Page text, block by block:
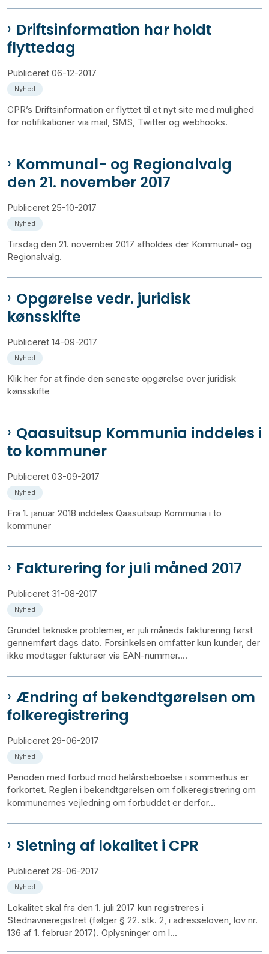
Driftsinformation har holdt
flyttedag
Publiceret 06-12-2017
Nyhed
CPR’s Driftsinformation er flyttet til et nyt site med mulighed
for notifikationer via mail, SMS, Twitter og webhooks.
Kommunal- og Regionalvalg
den 21. november 2017
Publiceret 25-10-2017
Nyhed
Tirsdag den 21. november 2017 afholdes der Kommunal- og
Regionalvalg.
Opgørelse vedr. juridisk
kønsskifte
Publiceret 14-09-2017
Nyhed
Klik her for at finde den seneste opgørelse over juridisk
kønsskifte
Qaasuitsup Kommunia inddeles i
to kommuner
Publiceret 03-09-2017
Nyhed
Fra 1. januar 2018 inddeles Qaasuitsup Kommunia i to
kommuner
Fakturering for juli måned 2017
Publiceret 31-08-2017
Nyhed
Grundet tekniske problemer, er juli måneds fakturering først
gennemført dags dato. Forsinkelsen omfatter kun kunder, der
ikke modtager fakturaer via EAN-nummer....
Ændring af bekendtgørelsen om
folkeregistrering
Publiceret 29-06-2017
Nyhed
Perioden med forbud mod helårsbeboelse i sommerhus er
forkortet. Reglen i bekendtgørelsen om folkeregistrering om
kommunernes vejledning om forbuddet er derfor...
Sletning af lokalitet i CPR
Publiceret 29-06-2017
Nyhed
Lokalitet skal fra den 1. juli 2017 kun registreres i
Stednavneregistret (følger § 22. stk. 2, i adresseloven, lov nr.
136 af 1. februar 2017). Oplysninger om l...